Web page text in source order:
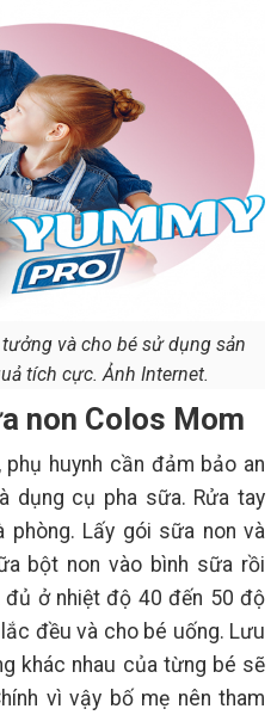
và cho bé sử dụng sản
tích cực. Ảnh Internet.
non Colos Mom
huynh cần đảm bảo an
dụng cụ pha sữa. Rửa tay
Lấy gói sữa non và
bột non vào bình sữa rồi
ở nhiệt độ 40 đến 50 độ
đều và cho bé uống. Lưu
khác nhau của từng bé sẽ
vì vậy bố mẹ nên tham